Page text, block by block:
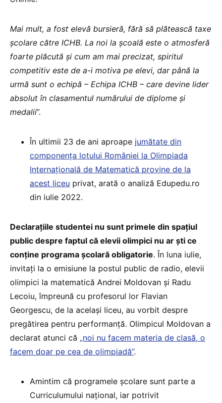
Mai mult, a fost elevă bursieră, fără să plătească taxe
școlare către ICHB. La noi la școală este o atmosferă
foarte plăcută și cum am mai precizat, spiritul
competitiv este de a-i motiva pe elevi, dar până la
urmă sunt o echipă – Echipa ICHB – care devine lider
absolut în clasamentul numărului de diplome și
medalii”.
În ultimii 23 de ani aproape jumătate din
componența lotului României la Olimpiada
Internațională de Matematică provine de la
acest liceu privat, arată o analiză Edupedu.ro
din iulie 2022.
Declarațiile studentei nu sunt primele din spațiul
public despre faptul că elevii olimpici nu ar ști ce
conține programa școlară obligatorie. În luna iulie,
invitați la o emisiune la postul public de radio, elevii
olimpici la matematică Andrei Moldovan și Radu
Lecoiu, împreună cu profesorul lor Flavian
Georgescu, de la același liceu, au vorbit despre
pregătirea pentru performanță. Olimpicul Moldovan a
declarat atunci că „noi nu facem materia de clasă, o
facem doar pe cea de olimpiadă”.
Amintim că programele școlare sunt parte a
Curriculumului național, iar potrivit